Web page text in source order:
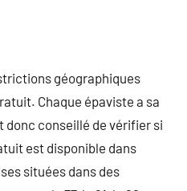
géographiques
Chaque épaviste a sa
donc conseillé de vérifier si
est disponible dans
situées dans des